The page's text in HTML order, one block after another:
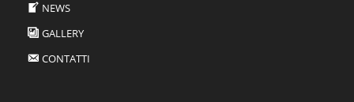
NEWS
GALLERY
CONTATTI